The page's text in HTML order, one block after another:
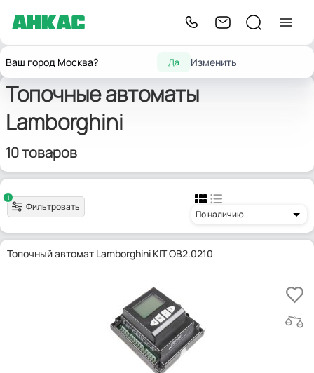
Ваш город Москва? Да Изменить
ГлавнаяЗапчасти для горелок Топочные автоматы
Топочные автоматы
Lamborghini
10 товаров
1
Фильтровать
По наличию
Топочный автомат Lamborghini KIT OB2.0210